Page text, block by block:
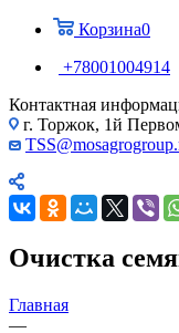
Корзина0
+78001004914
Контактная
г. Торжок, 1й
Очистка
Главная
—